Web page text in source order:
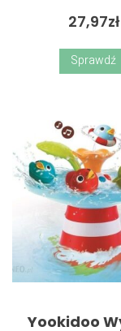
27,97zł
Sprawdź
Yookidoo